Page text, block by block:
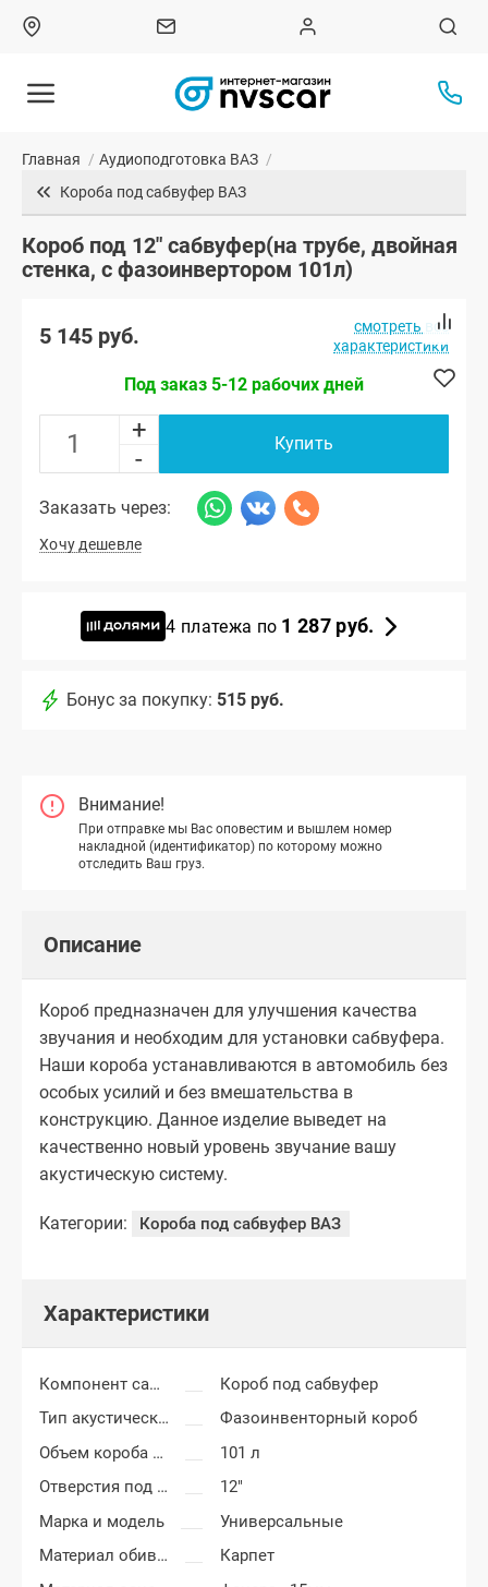
Главная / Аудиоподготовка ВАЗ /
Короба под сабвуфер ВАЗ
Короб под 12" сабвуфер(на трубе, двойная
стенка, с фазоинвертором 101л)
5 145 руб.
смотреть все
характеристики
Под заказ 5-12 рабочих дней
+
-
Купить
Заказать через:
Хочу дешевле
4 платежа по 1 287 руб.
Бонус за покупку: 515 руб.
Внимание!
При отправке мы Вас оповестим и вышлем номер
накладной (идентификатор) по которому можно
отследить Ваш груз.
Описание
Короб предназначен для улучшения качества
звучания и необходим для установки сабвуфера.
Наши короба устанавливаются в автомобиль без
особых усилий и без вмешательства в
конструкцию. Данное изделие выведет на
качественно новый уровень звучание вашу
акустическую систему.
Категории: Короба под сабвуфер ВАЗ
Характеристики
Компонент салона
Короб под сабвуфер
Тип акустического короба
Фазоинвенторный короб
Объем короба сабвуфера
101 л
Отверстия под сабвуфер
12"
Марка и модель
Универсальные
Материал обивки короба сабвуфера
Карпет